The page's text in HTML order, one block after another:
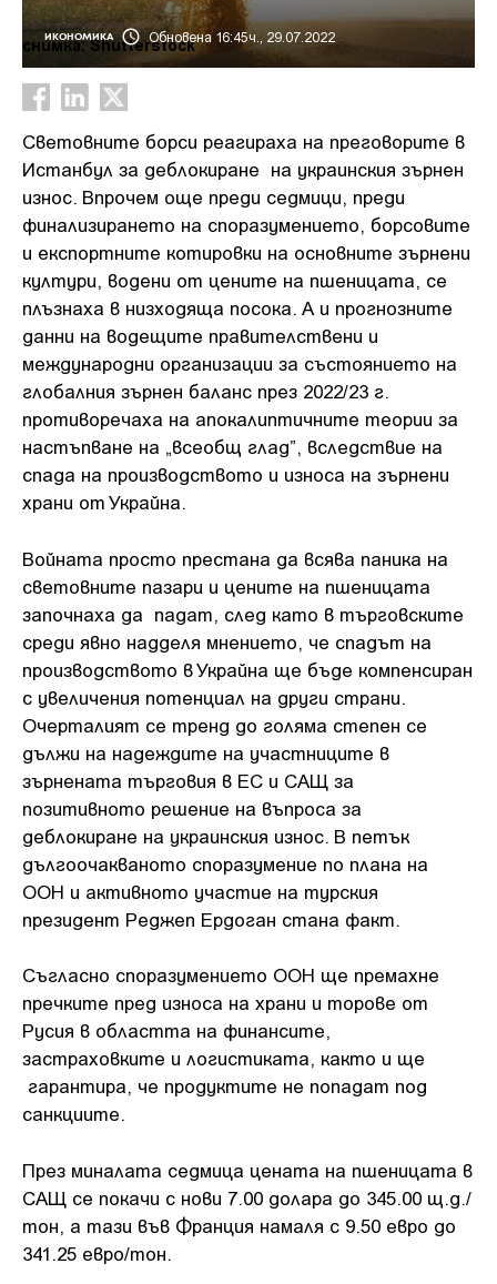
ИКОНОМИКА Обновена 16:45ч., 29.07.2022
снимка: Shutterstock
Световните борси реагираха на преговорите в
Истанбул за деблокиране на украинския зърнен
износ. Впрочем още преди седмици, преди
финализирането на споразумението, борсовите
и експортните котировки на основните зърнени
култури, водени от цените на пшеницата, се
плъзнаха в низходяща посока. А и прогнозните
данни на водещите правителствени и
международни организации за състоянието на
глобалния зърнен баланс през 2022/23 г.
противоречаха на апокалиптичните теории за
настъпване на „всеобщ глад”, вследствие на
спада на производството и износа на зърнени
храни от Украйна.
Войната просто престана да всява паника на
световните пазари и цените на пшеницата
започнаха да падат, след като в търговските
среди явно надделя мнението, че спадът на
производството в Украйна ще бъде компенсиран
с увеличения потенциал на други страни.
Очерталият се тренд до голяма степен се
дължи на надеждите на участниците в
зърнената търговия в ЕС и САЩ за
позитивното решение на въпроса за
деблокиране на украинския износ. В петък
дългоочакваното споразумение по плана на
ООН и активното участие на турския
президент Реджеп Ердоган стана факт.
Съгласно споразумението ООН ще премахне
пречките пред износа на храни и торове от
Русия в областта на финансите,
застраховките и логистиката, както и ще
гарантира, че продуктите не попадат под
санкциите.
През миналата седмица цената на пшеницата в
САЩ се покачи с нови 7.00 долара до 345.00 щ.д./
тон, а тази във Франция намаля с 9.50 евро до
341.25 евро/тон.